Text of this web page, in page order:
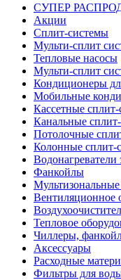
СУПЕР
Акции
Сплит-системы
Мульти-сплит
Тепловые насосы
Мульти-сплит
Кондиционеры
Мобильные
Кассетные
Канальные
Потолочные
Колонные сплит-
Водонагреватели
Фанкойлы
Вентиляционное
Тепловое
Чиллеры,
Аксессуары
Расходные
Фильтры для